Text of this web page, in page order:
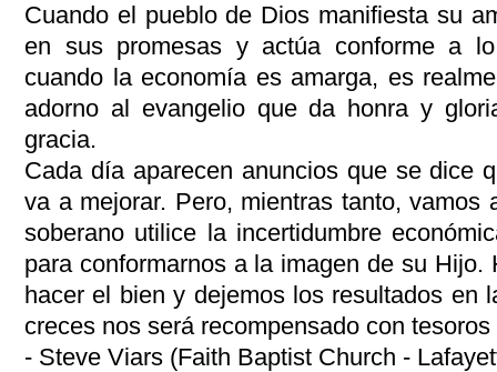
Cuando el pueblo de Dios manifiesta su
en sus promesas y actúa conforme a
cuando la economía es amarga, es
adorno al evangelio que da honra y
gracia.
Cada día aparecen anuncios que se dice
va a mejorar. Pero, mientras tanto, vamos
soberano utilice la incertidumbre
para conformarnos a la imagen de su Hijo.
hacer el bien y dejemos los resultados en
creces nos será recompensado con
- Steve Viars (Faith Baptist Church -